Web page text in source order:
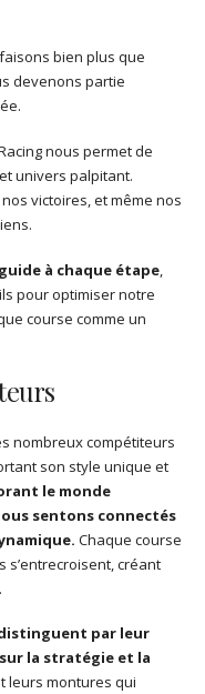
bien plus que
devenons partie
nous permet de
univers palpitant.
victoires, et même nos
à chaque étape,
pour optimiser notre
course comme un
nombreux compétiteurs
son style unique et
le monde
sentons connectés
Chaque course
s’entrecroisent, créant
par leur
la stratégie et la
leurs montures qui